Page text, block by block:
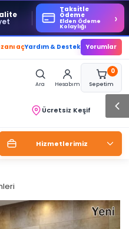
Taksitle
Ödeme
Elden Ödeme
Kolaylığı
›
açYardım & Destek Yorumlar
Ara Hesabım
0
Sepetim
Ücretsiz Keşif
Hizmetlerimiz